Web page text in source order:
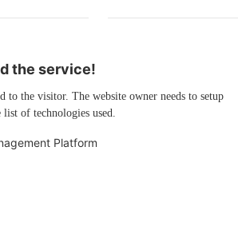
the service!
to the visitor. The website owner needs to setup
of technologies used.
Platform